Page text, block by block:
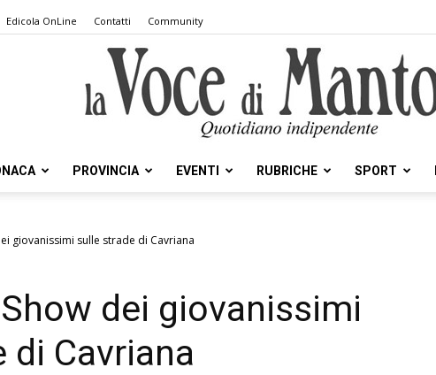
Edicola OnLine Contatti Community
Voce
PROVINCIA EVENTI RUBRICHE SPORT
giovanissimi sulle strade di Cavriana
dei giovanissimi
di Cavriana